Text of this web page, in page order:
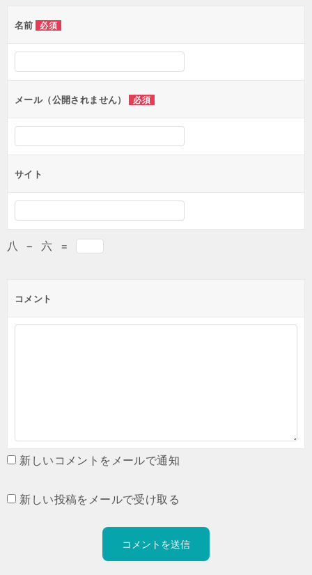
名前 必須
メール（公開されません） 必須
サイト
八 − 六 =
コメント
新しいコメントをメールで通知
新しい投稿をメールで受け取る